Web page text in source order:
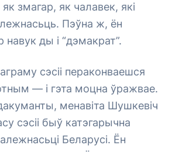
змагар, як чалавек, які
Пэўна ж, ён
ды і “дэмакрат”.
сэсіі пераконваешся
— і гэта моцна ўражвае.
менавіта Шушкевіч
сэсіі быў катэгарычна
Беларусі. Ён